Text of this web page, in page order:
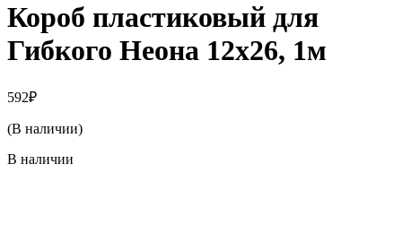
Короб пластиковый для
Гибкого Неона 12х26, 1м
592₽
(В наличии)
В наличии